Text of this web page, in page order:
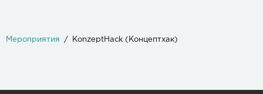
Мероприятия KonzeptHack (Концептхак)